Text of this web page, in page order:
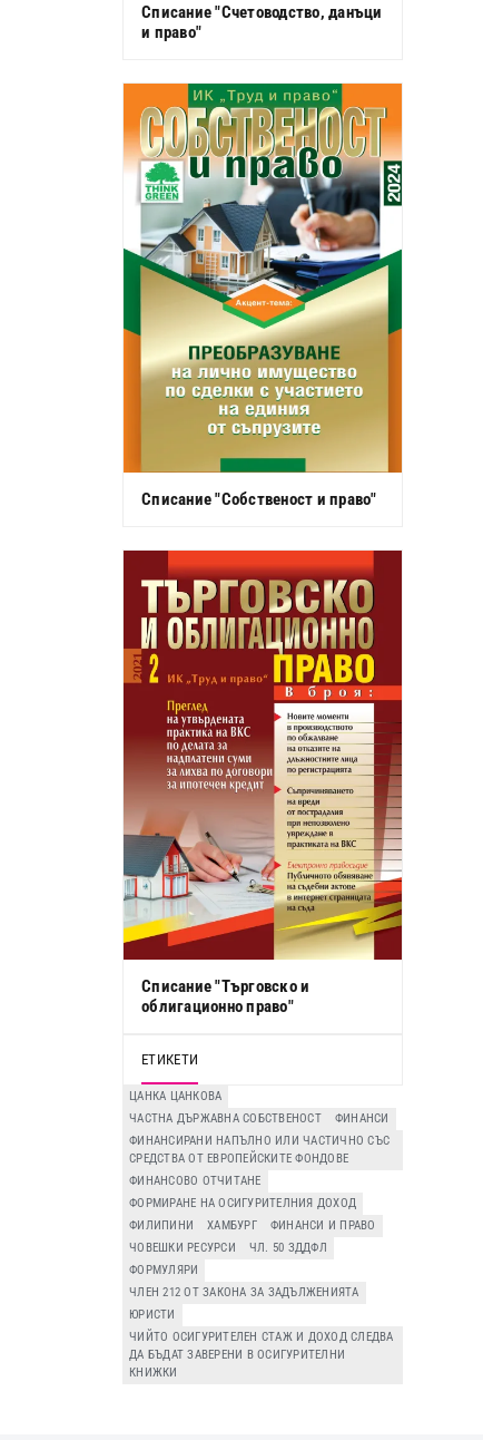
Списание "Счетоводство, данъци
и право"
Списание "Собственост и право"
Списание "Търговско и
облигационно право"
ЕТИКЕТИ
ЦАНКА ЦАНКОВА
ЧАСТНА ДЪРЖАВНА СОБСТВЕНОСТ
ФИНАНСИ
ФИНАНСИРАНИ НАПЪЛНО ИЛИ ЧАСТИЧНО СЪС
СРЕДСТВА ОТ ЕВРОПЕЙСКИТЕ ФОНДОВЕ
ФИНАНСОВО ОТЧИТАНЕ
ФОРМИРАНЕ НА ОСИГУРИТЕЛНИЯ ДОХОД
ФИЛИПИНИ
ХАМБУРГ
ФИНАНСИ И ПРАВО
ЧОВЕШКИ РЕСУРСИ
ЧЛ. 50 ЗДДФЛ
ФОРМУЛЯРИ
ЧЛЕН 212 ОТ ЗАКОНА ЗА ЗАДЪЛЖЕНИЯТА
ЮРИСТИ
ЧИЙТО ОСИГУРИТЕЛЕН СТАЖ И ДОХОД СЛЕДВА
ДА БЪДАТ ЗАВЕРЕНИ В ОСИГУРИТЕЛНИ
КНИЖКИ